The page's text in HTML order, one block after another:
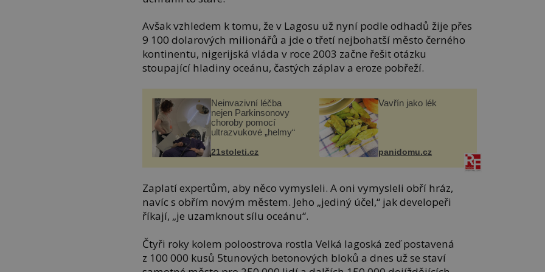
Avšak vzhledem k tomu, že v Lagosu už nyní podle odhadů žije přes
9 100 dolarových milionářů a jde o třetí nejbohatší město černého
kontinentu, nigerijská vláda v roce 2003 začne řešit otázku
stoupající hladiny oceánu, častých záplav a eroze pobřeží.
Neinvazivní léčba
nejen Parkinsonovy
choroby pomocí
ultrazvukové „helmy“
21stoleti.cz
Vavřín jako lék
panidomu.cz
Zaplatí expertům, aby něco vymysleli. A oni vymysleli obří hráz,
navíc s obřím novým městem. Jeho „jediný účel,“ jak developeři
říkají, „je uzamknout sílu oceánu“.
Čtyři roky kolem poloostrova rostla Velká lagoská zeď postavená
z 100 000 kusů 5tunových betonových bloků a dnes už se staví